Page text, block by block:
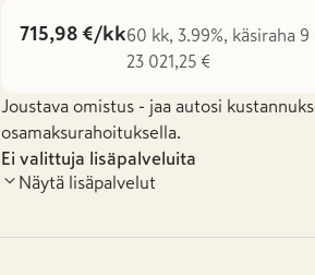
715,98 €/kk60 kk, 3.99%, käsiraha
23 021,25 €
Joustava omistus - jaa autosi
osamaksurahoituksella.
Ei valittuja lisäpalveluita
Näytä lisäpalvelut